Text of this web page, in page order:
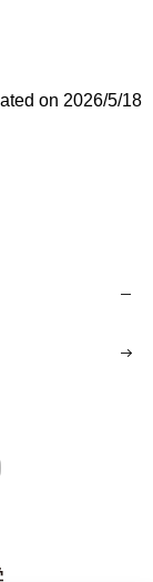
on 2026/5/18